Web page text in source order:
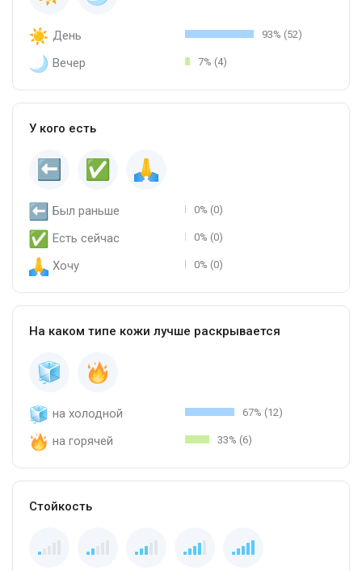
День 93% (52)
Вечер 7% (4)
У кого есть
Был раньше 0% (0)
Есть сейчас 0% (0)
Хочу 0% (0)
На каком типе кожи лучше раскрывается
на холодной 67% (12)
на горячей 33% (6)
Стойкость